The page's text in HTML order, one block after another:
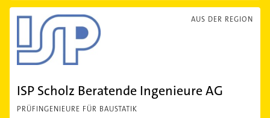
AUS DER REGION
ISP Scholz Beratende Ingenieure AG
PRÜFINGENIEURE FÜR BAUSTATIK